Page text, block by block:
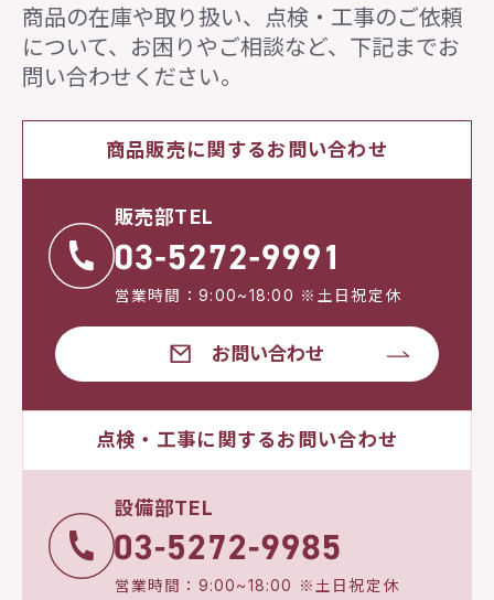
商品の在庫や取り扱い、点検・工事のご依頼
について、 お困りやご相談など、下記までお
問い合わせください。
商品販売に関するお問い合わせ
販売部TEL
営業時間：9:00~18:00 ※土日祝定休
お問い合わせ
点検・工事に関するお問い合わせ
設備部TEL
営業時間：9:00~18:00 ※土日祝定休